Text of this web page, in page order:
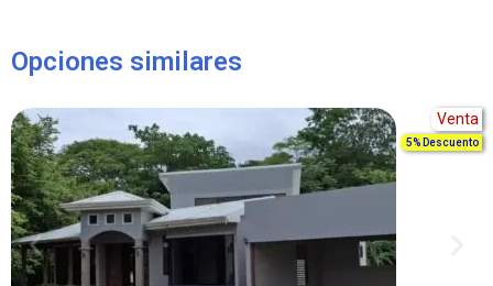
Opciones similares
Venta
5% Descuento